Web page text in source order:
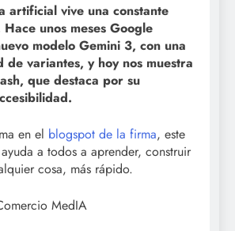
artificial vive una constante
unos meses Google
modelo Gemini 3, con una
de variantes, y hoy nos muestra
que destaca por su
en el blogspot de la firma, este
a todos a aprender, construir
cosa, más rápido.
MedIA